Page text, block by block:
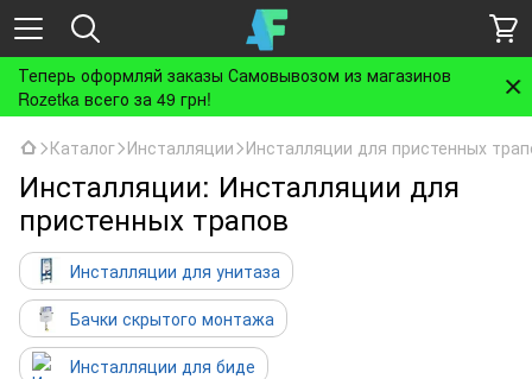
Теперь оформляй заказы Самовывозом из магазинов
Rozetka всего за 49 грн!
Каталог Инсталляции Инсталляции для пристенных
Инсталляции: Инсталляции для
пристенных трапов
Инсталляции для унитаза
Бачки скрытого монтажа
Инсталляции для биде